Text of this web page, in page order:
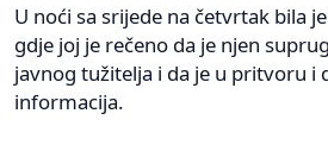
U noći sa srijede na četvrtak bila
gdje joj je rečeno da je njen
javnog tužitelja i da je u pritvoru i
informacija.